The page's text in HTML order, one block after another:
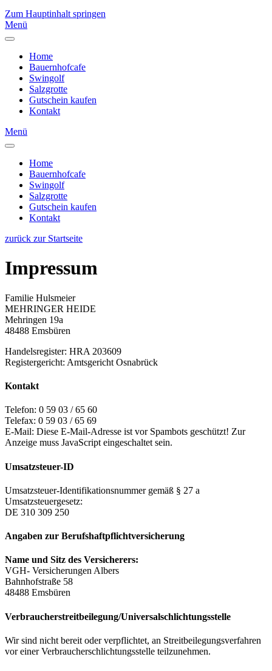
Zum Hauptinhalt springen
Menü
Home
Bauernhofcafe
Swingolf
Salzgrotte
Gutschein kaufen
Kontakt
Menü
Home
Bauernhofcafe
Swingolf
Salzgrotte
Gutschein kaufen
Kontakt
zurück zur Startseite
Impressum
Familie Hulsmeier
MEHRINGER HEIDE
Mehringen 19a
48488 Emsbüren
Handelsregister: HRA 203609
Registergericht: Amtsgericht Osnabrück
Kontakt
Telefon: 0 59 03 / 65 60
Telefax: 0 59 03 / 65 69
E-Mail: Diese E-Mail-Adresse ist vor Spambots geschützt! Zur
Anzeige muss JavaScript eingeschaltet sein.
Umsatzsteuer-ID
Umsatzsteuer-Identifikationsnummer gemäß § 27 a
Umsatzsteuergesetz:
DE 310 309 250
Angaben zur Berufs­haftpflicht­versicherung
Name und Sitz des Versicherers:
VGH- Versicherungen Albers
Bahnhofstraße 58
48488 Emsbüren
Verbraucher­streit­beilegung/Universal­schlichtungs­stelle
Wir sind nicht bereit oder verpflichtet, an Streitbeilegungsverfahren
vor einer Verbraucherschlichtungsstelle teilzunehmen.